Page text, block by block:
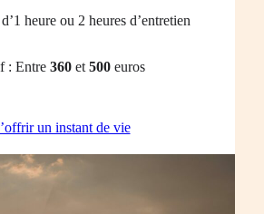
heure ou 2 heures d’entretien
: Entre 360et500euros
un instant de vie